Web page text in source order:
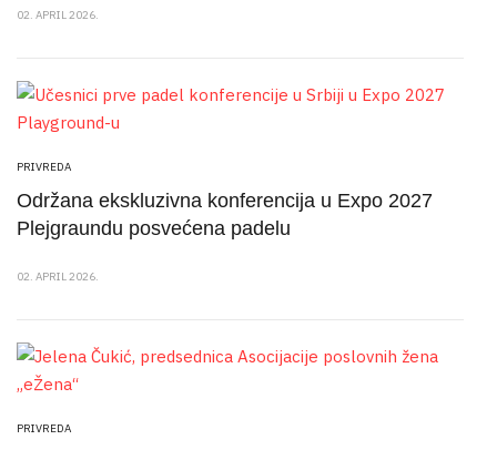
02. APRIL 2026.
PRIVREDA
Održana ekskluzivna konferencija u Expo 2027
Plejgraundu posvećena padelu
02. APRIL 2026.
PRIVREDA